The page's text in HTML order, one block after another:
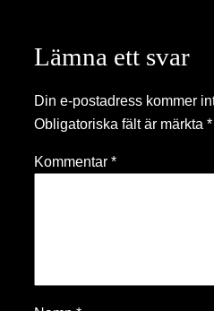
Lämna ett svar
Din e-postadress kommer
Obligatoriska fält är märkta *
Kommentar *